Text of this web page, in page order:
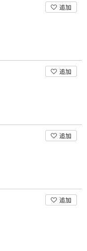
追加
追加
追加
追加